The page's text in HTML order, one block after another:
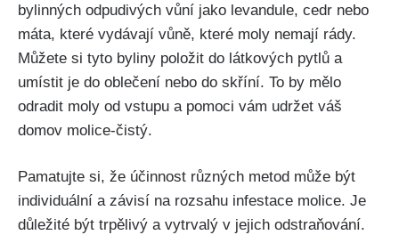
bylinných odpudivých vůní jako ⁣levandule, cedr nebo
máta, které vydávají vůně, které moly nemají rády.
Můžete si ​tyto byliny položit do látkových pytlů a
umístit je do oblečení⁢ nebo do skříní. To by mělo
odradit moly od vstupu a pomoci vám udržet váš
domov molice-čistý.
Pamatujte si, že účinnost různých metod může být
individuální a závisí ‌na rozsahu infestace molice. Je
důležité být trpělivý a vytrvalý v jejich‍ odstraňování.